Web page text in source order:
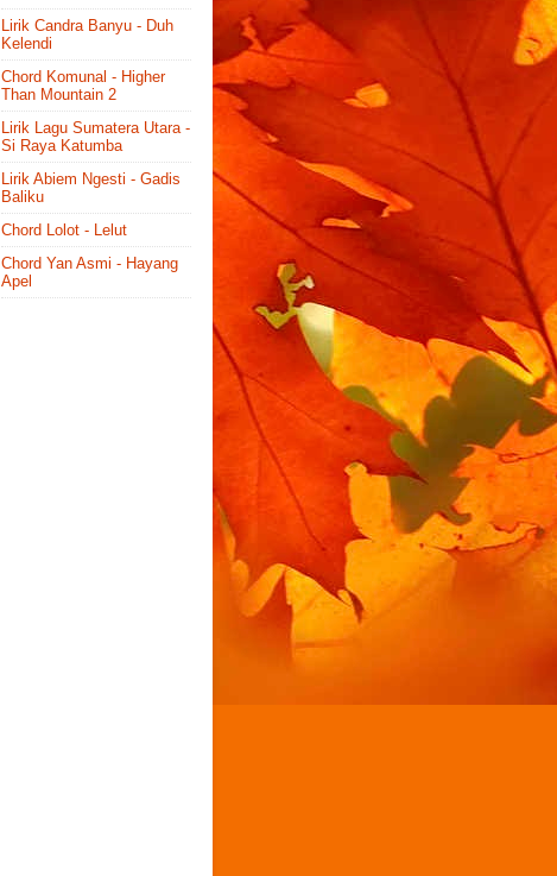
Lirik Candra Banyu - Duh
Kelendi
Chord Komunal - Higher
Than Mountain 2
Lirik Lagu Sumatera Utara -
Si Raya Katumba
Lirik Abiem Ngesti - Gadis
Baliku
Chord Lolot - Lelut
Chord Yan Asmi - Hayang
Apel